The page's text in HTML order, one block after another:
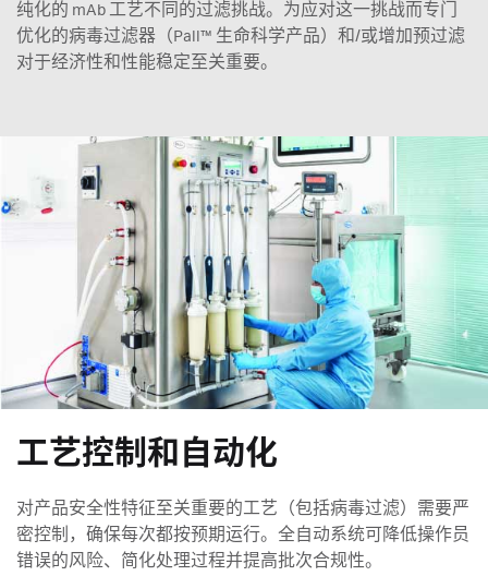
纯化的 mAb 工艺不同的过滤挑战。为应对这一挑战而专门
优化的病毒过滤器（Pall™ 生命科学产品）和/或增加预过滤
对于经济性和性能稳定至关重要。
工艺控制和自动化
对产品安全性特征至关重要的工艺（包括病毒过滤）需要严
密控制，确保每次都按预期运行。全自动系统可降低操作员
错误的风险、简化处理过程并提高批次合规性。